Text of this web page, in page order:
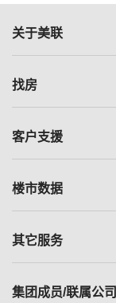
关于美联
美联集团
人才招募
找房
一手新房
减价
美联豪宅
独家楼盘
租房
客户支援
自助放盘
查询热线
按揭计算机
楼市数据
指数
其它服务
小区专页
集团成员/联属公司